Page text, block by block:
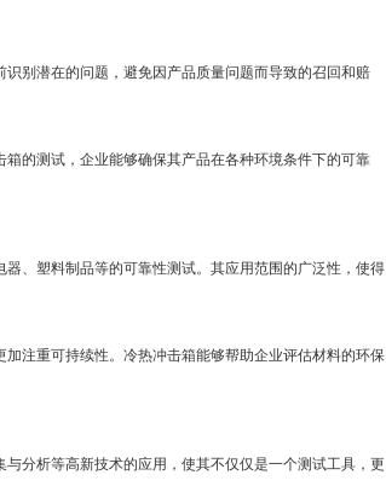
别潜在的问题，避免因产品质量问题而导致的召回和赔
的测试，企业能够确保其产品在各种环境条件下的可靠
、塑料制品等的可靠性测试。其应用范围的广泛性，使得
注重可持续性。冷热冲击箱能够帮助企业评估材料的环保
分析等高新技术的应用，使其不仅仅是一个测试工具，更